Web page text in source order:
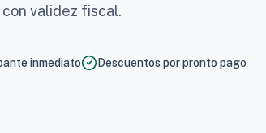
validez fiscal.
inmediato Descuentos por pronto pago